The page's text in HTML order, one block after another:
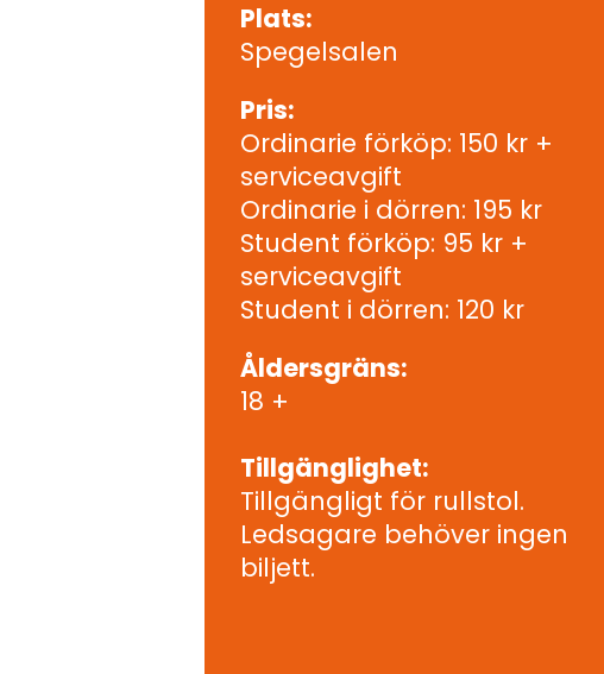
Plats:
Spegelsalen
Pris:
Ordinarie förköp: 150 kr +
serviceavgift
Ordinarie i dörren: 195 kr
Student förköp: 95 kr +
serviceavgift
Student i dörren: 120 kr
Åldersgräns:
18 +
Tillgänglighet:
Tillgängligt för rullstol.
Ledsagare behöver ingen
biljett.